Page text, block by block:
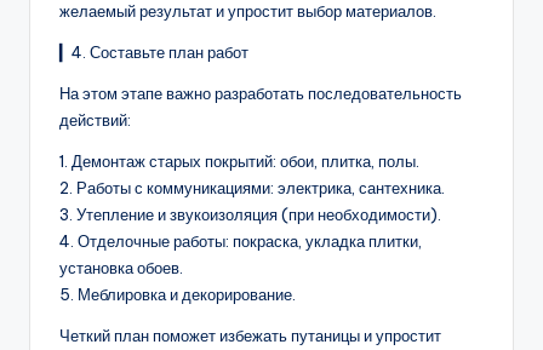
желаемый результат и упростит выбор материалов.
▎4. Составьте план работ
На этом этапе важно разработать последовательность
действий:
1. Демонтаж старых покрытий: обои, плитка, полы.
2. Работы с коммуникациями: электрика, сантехника.
3. Утепление и звукоизоляция (при необходимости).
4. Отделочные работы: покраска, укладка плитки,
установка обоев.
5. Меблировка и декорирование.
Четкий план поможет избежать путаницы и упростит